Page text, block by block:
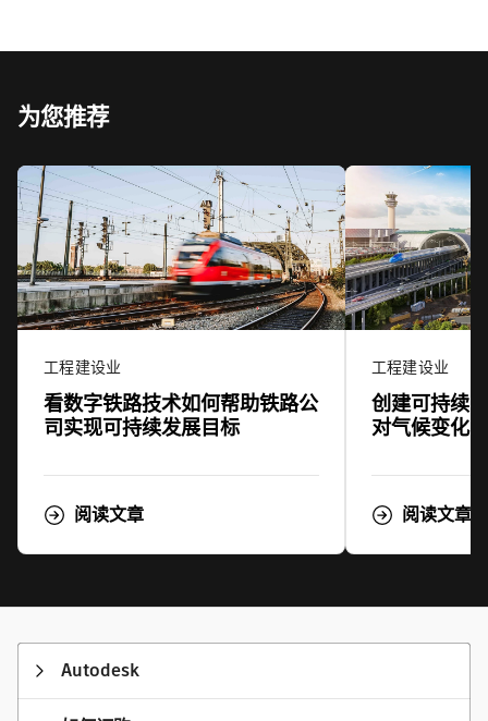
为您推荐
工程建设业
看数字铁路技术如何帮助铁路公
司实现可持续发展目标
阅读文章
工程建设业
创建可持续
对气候变化
阅读文章
Autodesk